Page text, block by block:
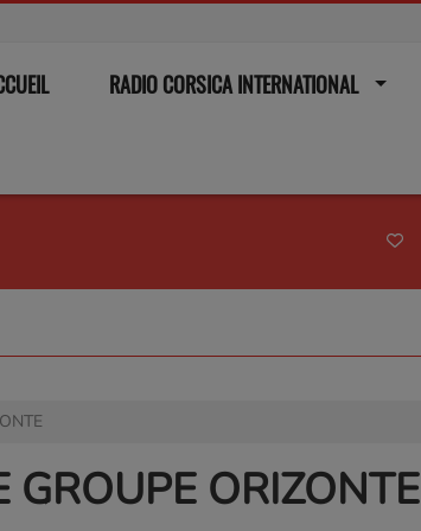
RADIO CORSICA INTERNATIONAL
GROUPE ORIZONTE